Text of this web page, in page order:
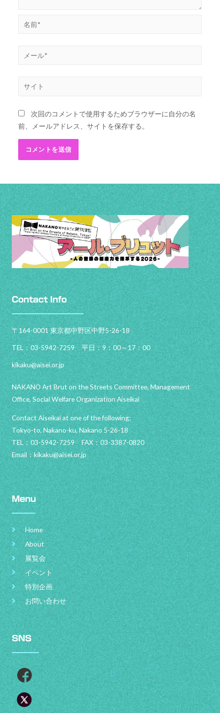
次回のコメントで使用するためブラウザーに自分の名
前、メールアドレス、サイトを保存する。
Contact Info
〒164-0001 東京都中野区中野5-26-18
TEL：03-5942-7259 平日：9：00～17：00
kikaku@aisei.or.jp
NAKANO Art Brut on the Streets Committee, Management
Office, Social Welfare Organization Aiseikai
Contact Aiseikai at one of the following:
Tokyo-to, Nakano-ku, Nakano 5-26-18
TEL：03-5942-7259 FAX：03-3387-0820
Email： kikaku@aisei.or.jp
Menu
Home
About
展覧会
イベント
特別企画
お問い合わせ
SNS